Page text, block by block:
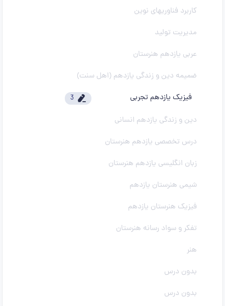
کاربرد فناوریهای نوین
مدیریت تولید
عربی یازدهم هنرستان
ضمیمه دین و زندگی یازدهم (اهل سنت)
فیزیک یازدهم تجربی
3
دین و زندگی یازدهم انسانی
درس تخصصی یازدهم هنرستان
زبان انگلیسی یازدهم هنرستان
شیمی هنرستان یازدهم
فیزیک هنرستان یازدهم
تفکر و سواد رسانه هنرستان
هنر
بدون درس
بدون درس